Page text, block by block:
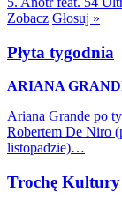
Zobacz Głosuj »
Płyta tygodnia
ARIANA
Ariana Grande po
Robertem De Niro
listopadzie)…
Trochę Kultury